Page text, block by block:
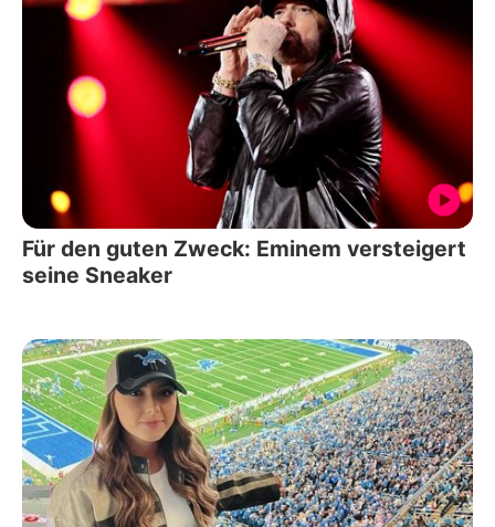
Für den guten Zweck: Eminem versteigert
seine Sneaker